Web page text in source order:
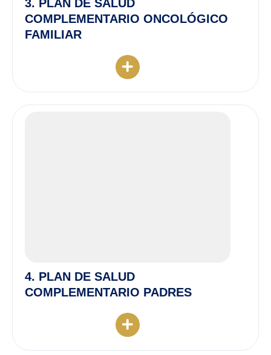
3. PLAN DE SALUD
COMPLEMENTARIO ONCOLÓGICO
FAMILIAR
4. PLAN DE SALUD
COMPLEMENTARIO PADRES